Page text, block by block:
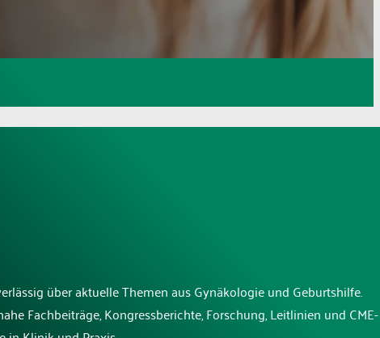
über aktuelle Themen aus Gynäkologie und Geburtshilfe.
Fachbeiträge, Kongressberichte, Forschung, Leitlinien und CME-